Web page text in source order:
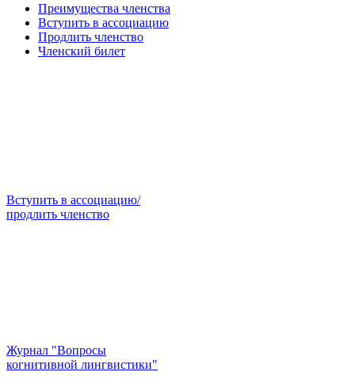
Преимущества членства
Вступить в ассоциацию
Продлить членство
Членский билет
Вступить в ассоциацию/
продлить членство
Журнал "Вопросы
когнитивной лингвистики"